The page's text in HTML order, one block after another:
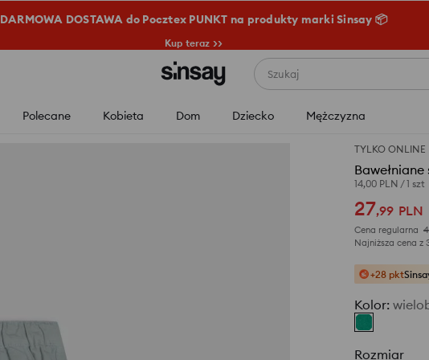
DARMOWA DOSTAWA do Pocztex PUNKT na produkty marki Sinsay 📦
Kup teraz >>
Szukaj
Polecane Kobieta Dom Dziecko Mężczyzna
TYLKO ONLINE
14,00 PLN /1 szt
27,99 PLN
Cena regularna
Najniższa cena z
+28 pkt
Kolor:
Rozmiar